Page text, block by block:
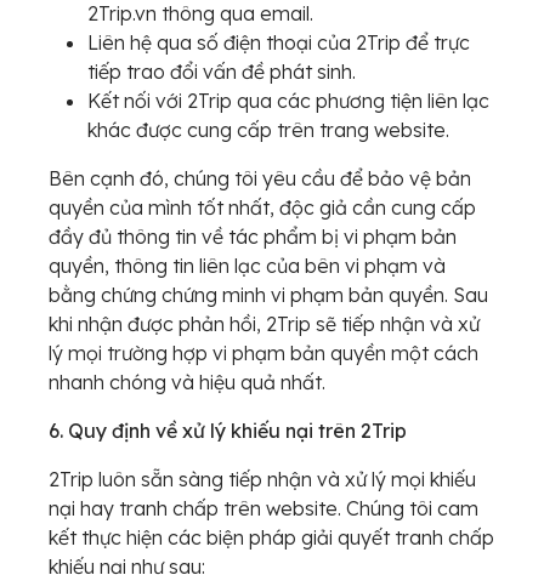
2Trip.vn thông qua email.
Liên hệ qua số điện thoại của 2Trip để trực
tiếp trao đổi vấn đề phát sinh.
Kết nối với 2Trip qua các phương tiện liên lạc
khác được cung cấp trên trang website.
Bên cạnh đó, chúng tôi yêu cầu để bảo vệ bản
quyền của mình tốt nhất, độc giả cần cung cấp
đầy đủ thông tin về tác phẩm bị vi phạm bản
quyền, thông tin liên lạc của bên vi phạm và
bằng chứng chứng minh vi phạm bản quyền. Sau
khi nhận được phản hồi, 2Trip sẽ tiếp nhận và xử
lý mọi trường hợp vi phạm bản quyền một cách
nhanh chóng và hiệu quả nhất.
6. Quy định về xử lý khiếu nại trên 2Trip
2Trip luôn sẵn sàng tiếp nhận và xử lý mọi khiếu
nại hay tranh chấp trên website. Chúng tôi cam
kết thực hiện các biện pháp giải quyết tranh chấp
khiếu nại như sau: